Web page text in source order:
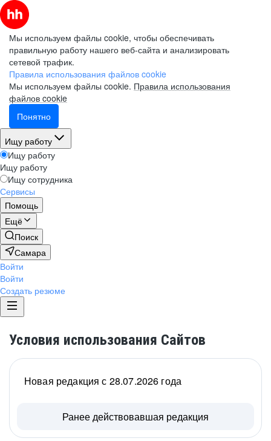
Мы используем файлы cookie, чтобы обеспечивать
правильную работу нашего веб-сайта и анализировать
сетевой трафик.
Правила использования файлов cookie
Мы используем файлы cookie. Правила использования
файлов cookie
Понятно
Ищу работу
Ищу работу
Ищу работу
Ищу сотрудника
Сервисы
Помощь
Ещё
Поиск
Самара
Войти
Войти
Создать резюме
Условия использования Сайтов
Новая редакция с 28.07.2026 года
Ранее действовавшая редакция